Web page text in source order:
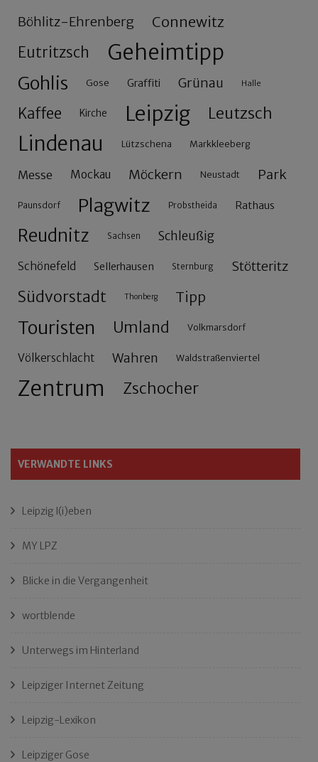
Böhlitz-Ehrenberg Connewitz
Eutritzsch Geheimtipp
Gohlis Gose Graffiti Grünau Halle
Kaffee Kirche Leipzig Leutzsch
Lindenau Lützschena Markkleeberg
Messe Mockau Möckern Neustadt Park
Paunsdorf Plagwitz Probstheida Rathaus
Reudnitz Sachsen Schleußig
Schönefeld Sellerhausen Sternburg Stötteritz
Südvorstadt Thonberg Tipp
Touristen Umland Volkmarsdorf
Völkerschlacht Wahren Waldstraßenviertel
Zentrum Zschocher
VERWANDTE LINKS
Leipzig l(i)eben
MY LPZ
Blicke in die Vergangenheit
wortblende
Unterwegs im Hinterland
Leipziger Internet Zeitung
Leipzig-Lexikon
Leipziger Gose